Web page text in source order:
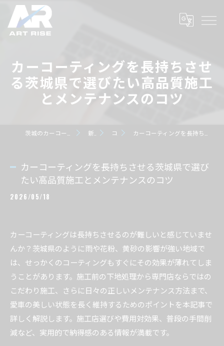
カーコーティングを長持ちさせ
る茨城県で選びたい高品質施工
とメンテナンスのコツ
新着情報 コラム カーコーティングを長持ちさせる茨城県で選びたい高品質施工とメンテナンスのコツ
カーコーティングを長持ちさせる茨城県で選び
たい高品質施工とメンテナンスのコツ
2026/05/18
カーコーティングは長持ちさせるのが難しいと感じていませ
んか？茨城県のように雨や花粉、黄砂の影響が強い地域で
は、せっかくのコーティングもすぐにその効果が薄れてしま
うことがあります。施工前の下地処理から専門店ならではの
こだわり施工、さらに日々の正しいメンテナンス方法まで、
愛車の美しい状態を長く維持するためのポイントを本記事で
詳しく解説します。施工店選びや費用対効果、普段の手間削
減など、実用的で納得感のある情報が満載です。